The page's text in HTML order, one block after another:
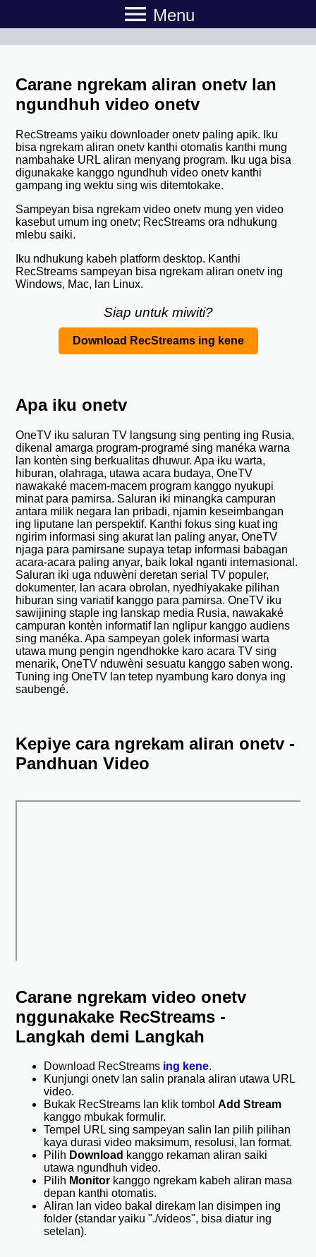
menu Menu
Carane ngrekam aliran onetv lan
ngundhuh video onetv
RecStreams yaiku downloader onetv paling apik. Iku
bisa ngrekam aliran onetv kanthi otomatis kanthi mung
nambahake URL aliran menyang program. Iku uga bisa
digunakake kanggo ngundhuh video onetv kanthi
gampang ing wektu sing wis ditemtokake.
Sampeyan bisa ngrekam video onetv mung yen video
kasebut umum ing onetv; RecStreams ora ndhukung
mlebu saiki.
Iku ndhukung kabeh platform desktop. Kanthi
RecStreams sampeyan bisa ngrekam aliran onetv ing
Windows, Mac, lan Linux.
Siap untuk miwiti?
Download RecStreams ing kene
Apa iku onetv
OneTV iku saluran TV langsung sing penting ing Rusia,
dikenal amarga program-programé sing manéka warna
lan kontèn sing berkualitas dhuwur. Apa iku warta,
hiburan, olahraga, utawa acara budaya, OneTV
nawakaké macem-macem program kanggo nyukupi
minat para pamirsa. Saluran iki minangka campuran
antara milik negara lan pribadi, njamin keseimbangan
ing liputane lan perspektif. Kanthi fokus sing kuat ing
ngirim informasi sing akurat lan paling anyar, OneTV
njaga para pamirsane supaya tetap informasi babagan
acara-acara paling anyar, baik lokal nganti internasional.
Saluran iki uga nduwèni deretan serial TV populer,
dokumenter, lan acara obrolan, nyedhiyakake pilihan
hiburan sing variatif kanggo para pamirsa. OneTV iku
sawijining staple ing lanskap media Rusia, nawakaké
campuran kontèn informatif lan nglipur kanggo audiens
sing manéka. Apa sampeyan golek informasi warta
utawa mung pengin ngendhokke karo acara TV sing
menarik, OneTV nduwèni sesuatu kanggo saben wong.
Tuning ing OneTV lan tetep nyambung karo donya ing
saubengé.
Kepiye cara ngrekam aliran onetv -
Pandhuan Video
Carane ngrekam video onetv
nggunakake RecStreams -
Langkah demi Langkah
Download RecStreams ing kene.
Kunjungi onetv lan salin pranala aliran utawa URL
video.
Bukak RecStreams lan klik tombolAdd Stream
kanggo mbukak formulir.
Tempel URL sing sampeyan salin lan pilih pilihan
kaya durasi video maksimum, resolusi, lan format.
Pilih Download kanggo rekaman aliran saiki
utawa ngundhuh video.
Pilih Monitor kanggo ngrekam kabeh aliran masa
depan kanthi otomatis.
Aliran lan video bakal direkam lan disimpen ing
folder (standar yaiku "./videos", bisa diatur ing
setelan).